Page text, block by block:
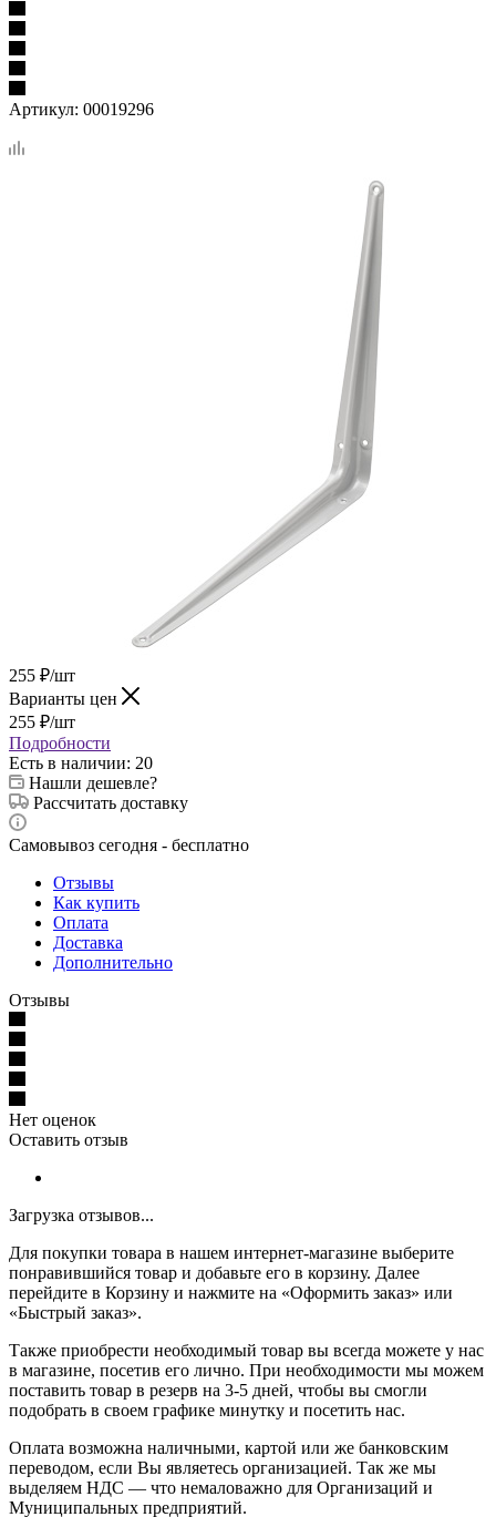
Артикул: 00019296
255 ₽/шт
Варианты цен
255 ₽/шт
Подробности
Есть в наличии: 20
Нашли дешевле?
Рассчитать доставку
Самовывоз сегодня - бесплатно
Отзывы
Как купить
Оплата
Доставка
Дополнительно
Отзывы
Нет оценок
Оставить отзыв
Загрузка отзывов...
Для покупки товара в нашем интернет-магазине выберите
понравившийся товар и добавьте его в корзину. Далее
перейдите в Корзину и нажмите на «Оформить заказ» или
«Быстрый заказ».
Также приобрести необходимый товар вы всегда можете у нас
в магазине, посетив его лично. При необходимости мы можем
поставить товар в резерв на 3-5 дней, чтобы вы смогли
подобрать в своем графике минутку и посетить нас.
Оплата возможна наличными, картой или же банковским
переводом, если Вы являетесь организацией. Так же мы
выделяем НДС — что немаловажно для Организаций и
Муниципальных предприятий.